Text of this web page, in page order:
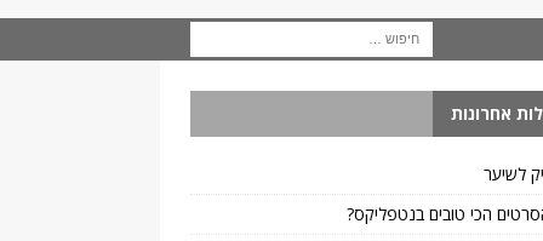
אחרונות
לשיער
הכי טובים בנטפליקס?